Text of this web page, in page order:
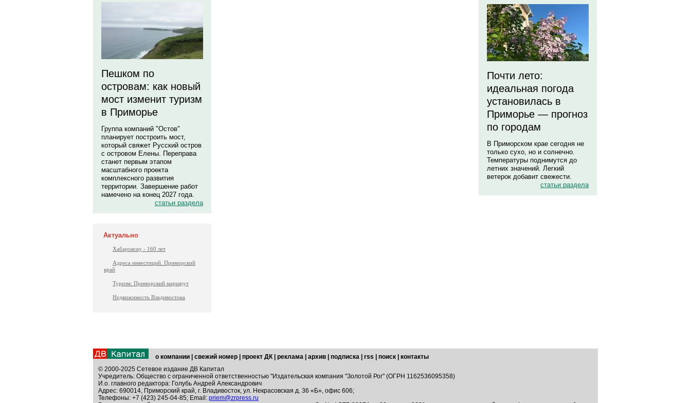
Пешком по
островам: как новый
мост изменит туризм
в Приморье
Группа компаний "Остов"
планирует построить мост,
который свяжет Русский остров
с островом Елены. Переправа
станет первым этапом
масштабного проекта
комплексного развития
территории. Завершение работ
намечено на конец 2027 года.
статьи раздела
Актуально
Хабаровску - 160 лет
Адреса инвестиций. Приморский
край
Туризм: Приморский маршрут
Недвижимость Владивостока
Почти лето:
идеальная погода
установилась в
Приморье — прогноз
по городам
В Приморском крае сегодня не
только сухо, но и солнечно.
Температуры поднимутся до
летних значений. Легкий
ветерок добавит свежести.
статьи раздела
о компании свежий номер проект ДК реклама архив подписка rss поиск
контакты
© 2000-2025 Сетевое издание ДВ Капитал
Учредитель: Общество с ограниченной ответственностью "Издательская компания "Золотой Рог" (ОГРН 1162536095358)
И.о. главного редактора: Голубь Андрей Александрович
Адрес: 690014, Приморский край, г. Владивосток, ул. Некрасовская д. 36 «Б», офис 606;
Телефоны: +7 (423) 245-04-85; Email: priem@zrpress.ru